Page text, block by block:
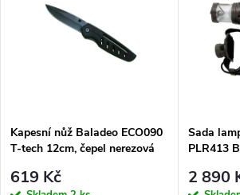
Kapesní nůž Baladeo ECO090
T-tech 12cm, čepel nerezová
619 Kč
Sada
PLR413
2 890